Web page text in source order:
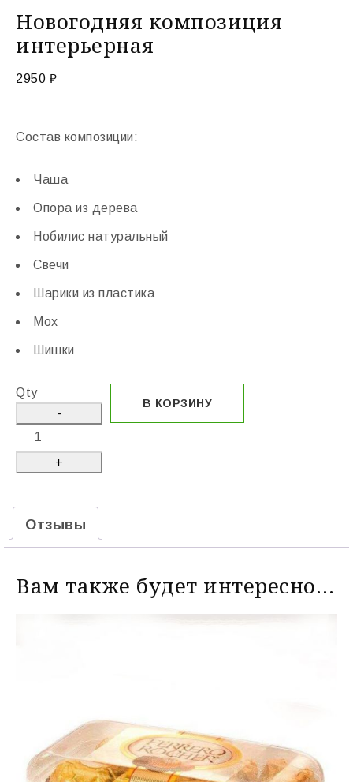
Новогодняя композиция
интерьерная
2950 ₽
Состав композиции:
Чаша
Опора из дерева
Нобилис натуральный
Свечи
Шарики из пластика
Мох
Шишки
Qty
В КОРЗИНУ
Отзывы
Вам также будет интересно…